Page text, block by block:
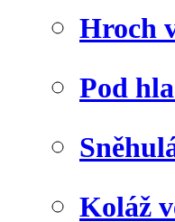
Hroch
Pod
Koláž